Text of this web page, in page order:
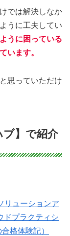
では解決しなか
うに工夫してい
うに困っている
います。
思っていただけ
】で紹介
リューションア
ドプラクティシ
格体験記）